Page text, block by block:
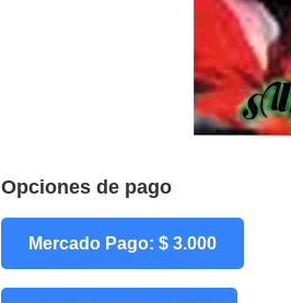
Opciones de pago
Mercado Pago: $ 3.000